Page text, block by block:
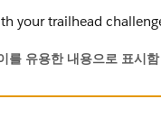
your trailhead
를 유용한 내용으로 표시함